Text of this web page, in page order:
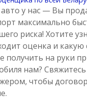
у нас — Вы
максимально
риска! Хотите
оценка и какую
получить на руки
нам? Свяжитесь
чтобы